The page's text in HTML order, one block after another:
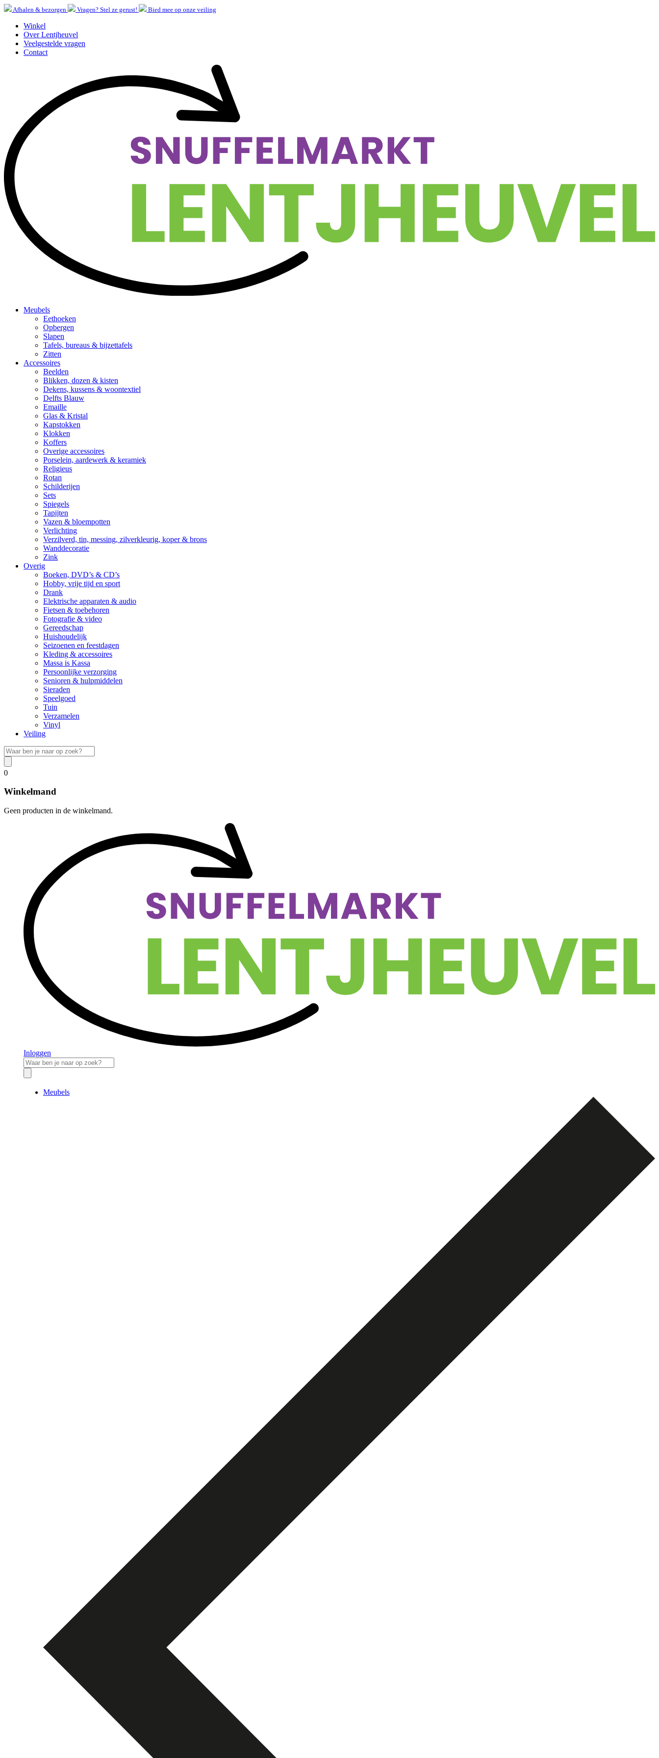
Afhalen & bezorgen Vragen? Stel ze gerust! Bied mee op onze veiling
Winkel
Over Lentjheuvel
Veelgestelde vragen
Contact
Meubels
Eethoeken
Opbergen
Slapen
Tafels, bureaus & bijzettafels
Zitten
Accessoires
Beelden
Blikken, dozen & kisten
Dekens, kussens & woontextiel
Delfts Blauw
Emaille
Glas & Kristal
Kapstokken
Klokken
Koffers
Overige accessoires
Porselein, aardewerk & keramiek
Religieus
Rotan
Schilderijen
Sets
Spiegels
Tapijten
Vazen & bloempotten
Verlichting
Verzilverd, tin, messing, zilverkleurig, koper & brons
Wanddecoratie
Zink
Overig
Boeken, DVD’s & CD’s
Hobby, vrije tijd en sport
Drank
Elektrische apparaten & audio
Fietsen & toebehoren
Fotografie & video
Gereedschap
Huishoudelijk
Seizoenen en feestdagen
Kleding & accessoires
Massa is Kassa
Persoonlijke verzorging
Senioren & hulpmiddelen
Sieraden
Speelgoed
Tuin
Verzamelen
Vinyl
Veiling
0
Winkelmand
Geen producten in de winkelmand.
Inloggen
Meubels